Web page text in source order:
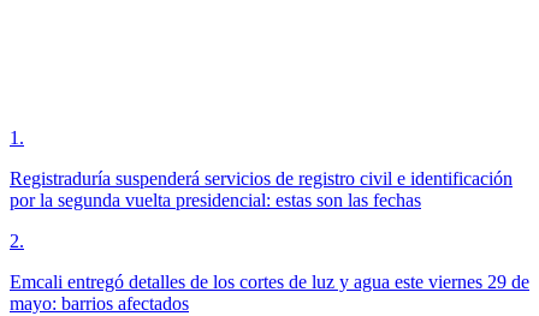
1 .
Registraduría suspenderá servicios de registro civil e identificación
por la segunda vuelta presidencial: estas son las fechas
2.
Emcali entregó detalles de los cortes de luz y agua este viernes 29 de
mayo: barrios afectados